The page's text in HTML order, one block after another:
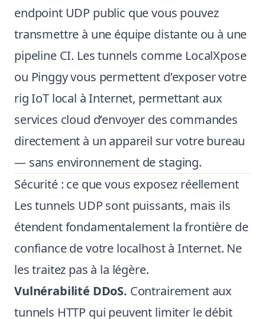
endpoint UDP public que vous pouvez
transmettre à une équipe distante ou à une
pipeline CI. Les tunnels comme LocalXpose
ou Pinggy vous permettent d’exposer votre
rig IoT local à Internet, permettant aux
services cloud d’envoyer des commandes
directement à un appareil sur votre bureau
— sans environnement de staging.
Sécurité : ce que vous exposez réellement
Les tunnels UDP sont puissants, mais ils
étendent fondamentalement la frontière de
confiance de votre localhost à Internet. Ne
les traitez pas à la légère.
Vulnérabilité DDoS. Contrairement aux
tunnels HTTP qui peuvent limiter le débit